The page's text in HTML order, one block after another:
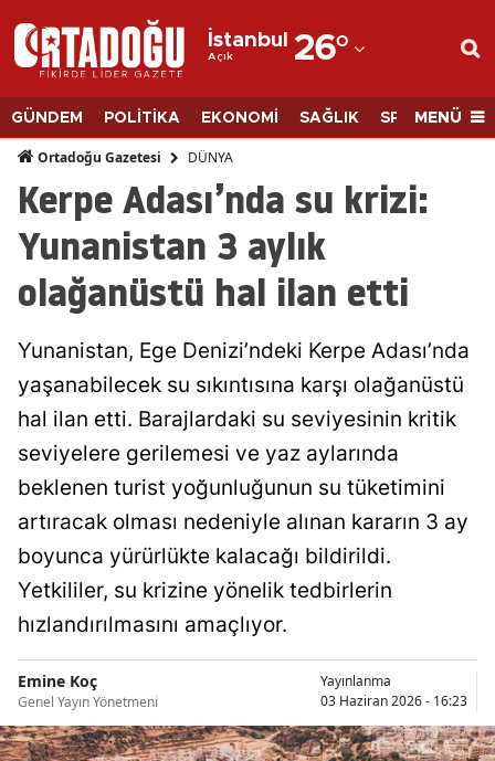
İstanbul
Açık 26°
Adana
Adıyaman
Afyonkarahisar
Ağrı
Amasya
Ankara
Antalya
Artvin
Aydın
Bilecik
Bingöl
Bolu
Bursa
GÜNDEM POLİTİKA EKONOMİ SAĞLIK SPORMENÜ
Ortadoğu Gazetesi DÜNYA
Kerpe Adası’nda su krizi:
Yunanistan 3 aylık
olağanüstü hal ilan etti
Yunanistan, Ege Denizi’ndeki Kerpe Adası’nda
yaşanabilecek su sıkıntısına karşı olağanüstü
hal ilan etti. Barajlardaki su seviyesinin kritik
seviyelere gerilemesi ve yaz aylarında
beklenen turist yoğunluğunun su tüketimini
artıracak olması nedeniyle alınan kararın 3 ay
boyunca yürürlükte kalacağı bildirildi.
Yetkililer, su krizine yönelik tedbirlerin
hızlandırılmasını amaçlıyor.
Emine Koç
Genel Yayın Yönetmeni
Yayınlanma
03 Haziran 2026 - 16:23